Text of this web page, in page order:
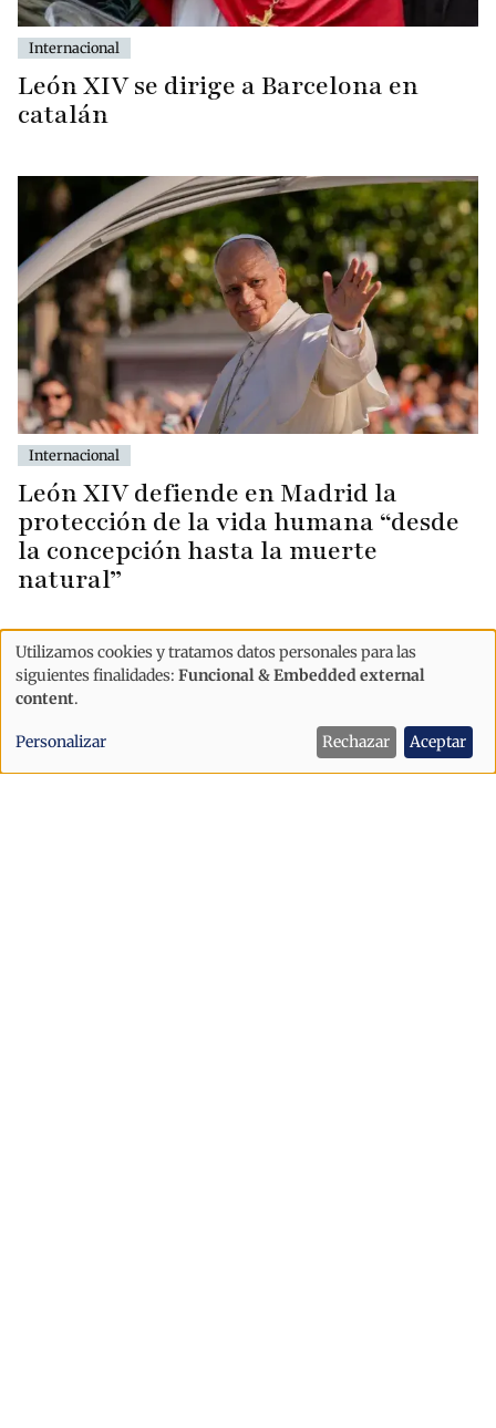
Internacional
León XIV se dirige a Barcelona en
catalán
Internacional
León XIV defiende en Madrid la
protección de la vida humana “desde
la concepción hasta la muerte
natural”
Uso
de
datos
personales
Utilizamos cookies y tratamos datos personales para las
siguientes finalidades: Funcional & Embedded external
content.
Personalizar Rechazar Aceptar